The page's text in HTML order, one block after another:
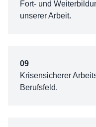
Fort- und
unserer Arbeit.
09
Krisensicherer
Berufsfeld.